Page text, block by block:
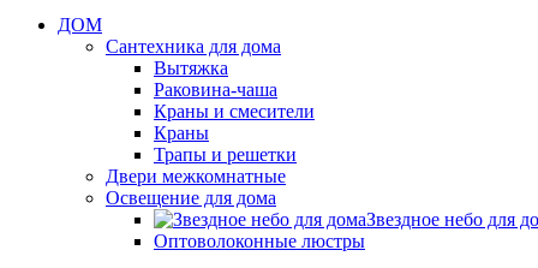
ДОМ
Сантехника для дома
Вытяжка
Раковина-чаша
Краны и смесители
Краны
Трапы и решетки
Двери межкомнатные
Освещение для дома
Звездное небо для
Оптоволоконные люстры